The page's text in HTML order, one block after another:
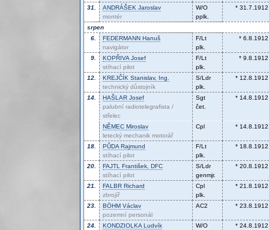
31. ANDRÁŠEK Jaroslav
montér
W/O
pplk.
* 31.7.1912
srpen
6.
FEDERMANN Hanuš
navigátor
F/Lt
plk.
* 6.8.1912
9. KOPŘIVA Josef
stíhací pilot
F/Lt
plk.
* 9.8.1912
12. KREJČÍK Stanislav, Ing.
technický důstojník
S/Ldr
plk.
* 12.8.1912
14. HAŠLAR Josef
palubní radiotelegrafista /
střelec
Sgt
čet.
* 14.8.1912
NĚMEC Miroslav
letecký mechanik motorář
Cpl * 14.8.1912
18. PŮDA Rajmund
stíhací pilot
F/Lt
plk.
* 18.8.1912
20. FAJTL
František, DFC
stíhací pilot
S/Ldr
genmjr.
* 20.8.1912
21. FALBR Richard
zbrojíř
Cpl
plk.
* 21.8.1912
23. BÖHM Václav
pozemní personál
AC2 * 23.8.1912
24. KONDZIOLKA Ludvík
W/O
* 24.8.1912